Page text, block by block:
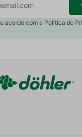
acordo com a Política de